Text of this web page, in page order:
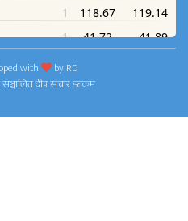
with byRD
सञ्चालित दीप संचार डटकम